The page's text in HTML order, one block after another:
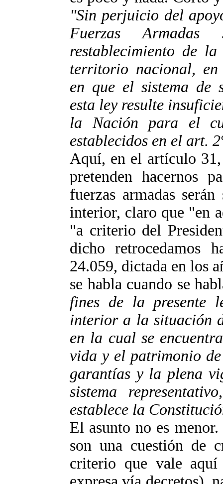
"Sin perjuicio del
Fuerzas
restablecimiento de
territorio nacional, en
en que el sistema de
esta ley resulte
la Nación para el
establecidos en el art.
Aquí, en el artículo
pretenden hacernos
fuerzas armadas
interior, claro que "en
"a criterio del
dicho
24.059, dictada en los
se habla cuando se
fines de la presente
interior a la situación
en la cual se
vida y el patrimonio
garantías y la plena
sistema
establece la
El asunto no es
son una cuestión de
criterio que vale